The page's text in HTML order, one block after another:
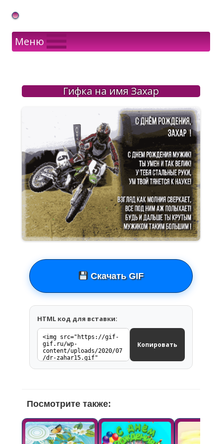
Gif Открытки в подарок
Меню
Гифка на имя Захар
Скачать GIF
HTML код для вставки:
Копировать
Посмотрите также: